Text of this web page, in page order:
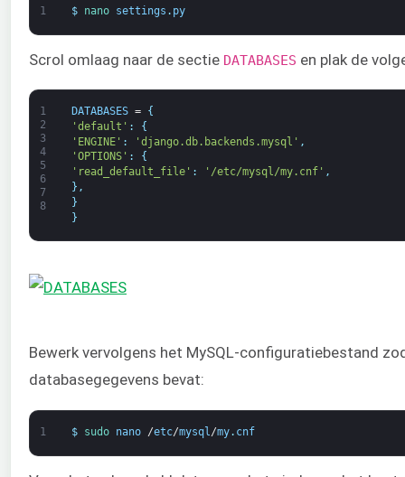
1 $ nano settings . py
Scrol omlaag naar de sectie DATABASES en plak de
1
2
3
4
5
6
7
8
DATABASES =
{
'default' :
{
'ENGINE' : 'django.db.backends.mysql' ,
'OPTIONS' :
{
'read_default_file' : '/etc/mysql/my.cnf' ,
} ,
}
}
Bewerk vervolgens het MySQL-configuratiebestand
databasegegevens bevat:
1 $ sudo nano /etc/mysql /my. cnf